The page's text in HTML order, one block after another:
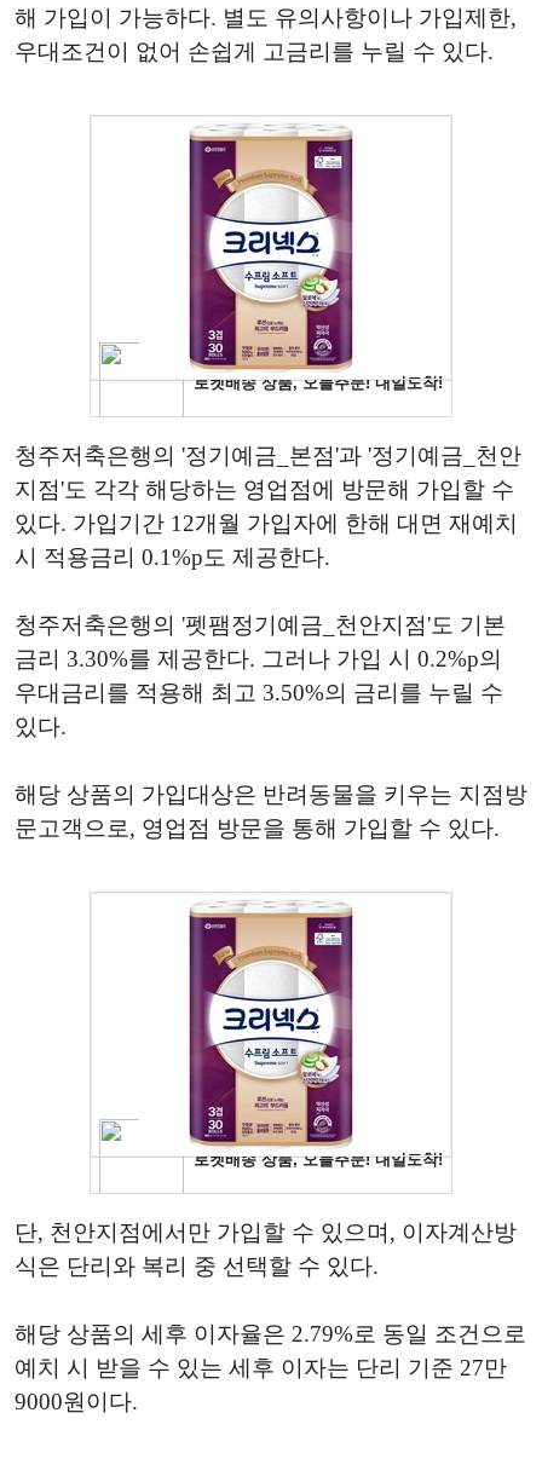
해 가입이 가능하다. 별도 유의사항이나 가입제한,
우대조건이 없어 손쉽게 고금리를 누릴 수 있다.
청주저축은행의 '정기예금_본점'과 '정기예금_천안
지점'도 각각 해당하는 영업점에 방문해 가입할 수
있다. 가입기간 12개월 가입자에 한해 대면 재예치
시 적용금리 0.1%p도 제공한다.
청주저축은행의 '펫팸정기예금_천안지점'도 기본
금리 3.30%를 제공한다. 그러나 가입 시 0.2%p의
우대금리를 적용해 최고 3.50%의 금리를 누릴 수
있다.
해당 상품의 가입대상은 반려동물을 키우는 지점방
문고객으로, 영업점 방문을 통해 가입할 수 있다.
단, 천안지점에서만 가입할 수 있으며, 이자계산방
식은 단리와 복리 중 선택할 수 있다.
해당 상품의 세후 이자율은 2.79%로 동일 조건으로
예치 시 받을 수 있는 세후 이자는 단리 기준 27만
9000원이다.